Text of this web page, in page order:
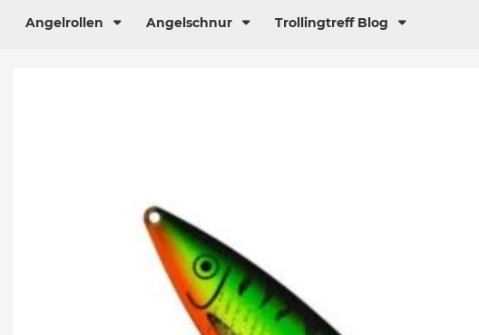
Angelrollen Angelschnur Trollingtreff Blog